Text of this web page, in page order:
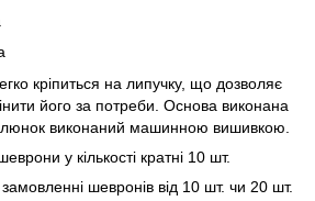
кріпиться на липучку, що дозволяє
його за потреби. Основа виконана
виконаний машинною вишивкою.
у кількості кратні 10 шт.
замовленні шевронів від 10 шт. чи 20 шт.